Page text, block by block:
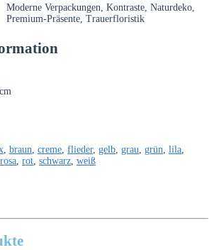
Moderne Verpackungen, Kontraste, Naturdeko,
Premium-Präsente, Trauerfloristik
, braun, creme, flieder, gelb, grau, grün, lila,
rosa, rot, schwarz, weiß